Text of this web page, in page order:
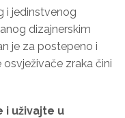
i jedinstvenog
dizajnerskim
je za postepeno i
osvježivače zraka čini
i uživajte u